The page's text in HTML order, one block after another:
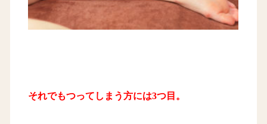
それでもつってしまう方には3つ目。